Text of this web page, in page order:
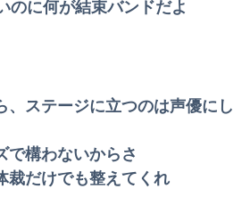
のに何が結束バンドだよ
、ステージに立つのは声優にし
で構わないからさ
裁だけでも整えてくれ